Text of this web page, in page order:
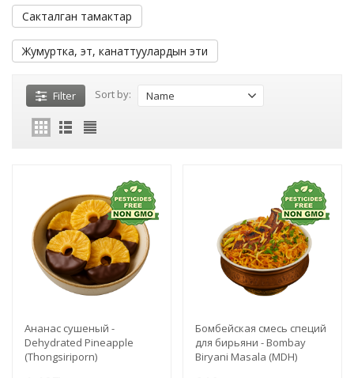
Сакталган тамактар
Жумуртка, эт, канаттуулардын эти
Filter Sort by: Name
Ананас сушеный -
Dehydrated Pineapple
(Thongsiriporn)
Бомбейская смесь специй
для бирьяни - Bombay
Biryani Masala (MDH)